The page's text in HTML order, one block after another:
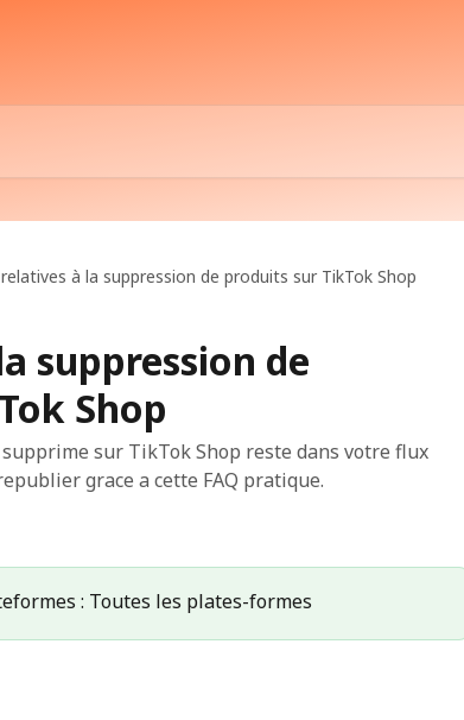
à la suppression de produits sur TikTok Shop
suppression de
Shop
sur TikTok Shop reste dans votre flux
grace a cette FAQ pratique.
: Toutes les plates-formes